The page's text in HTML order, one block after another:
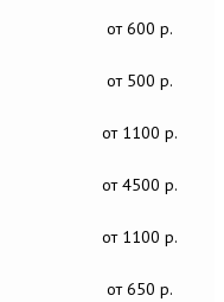
от 600 р.
от 500 р.
от 1100 р.
от 4500 р.
от 1100 р.
от 650 р.